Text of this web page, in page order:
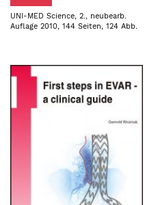
UNI-MED Science, 2., neubearb.
Auflage 2010, 144 Seiten, 124 Abb.